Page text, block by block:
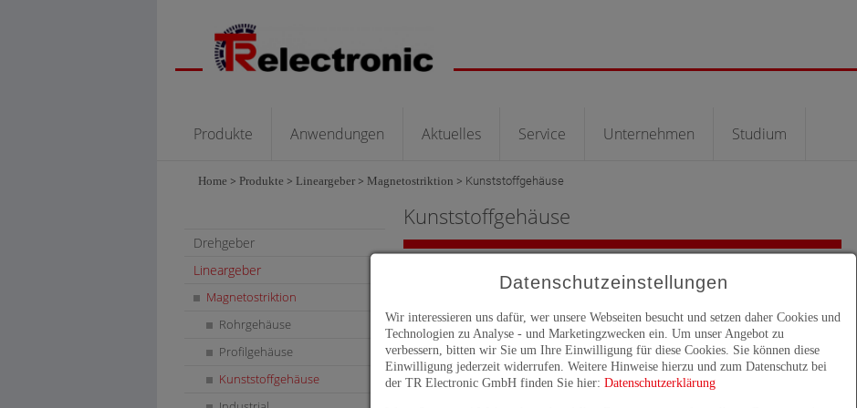
Produkte Anwendungen Aktuelles Service Unternehmen Studium
Home > Produkte > Lineargeber > Magnetostriktion > Kunststoffgehäuse
Drehgeber
Lineargeber
Magnetostriktion
Rohrgehäuse
Profilgehäuse
Kunststoffgehäuse
Kunststoffgehäuse
Datenschutzeinstellungen
Wir interessieren uns dafür, wer unsere Webseiten besucht und setzen daher Cookies und
Technologien zu Analyse - und Marketingzwecken ein. Um unser Angebot zu
verbessern, bitten wir Sie um Ihre Einwilligung für diese Cookies. Sie können diese
Einwilligung jederzeit widerrufen. Weitere Hinweise hierzu und zum Datenschutz bei
der TR Electronic GmbH finden Sie hier: Datenschutzerklärung